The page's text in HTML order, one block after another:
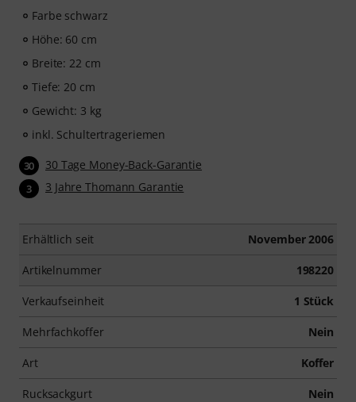
Farbe schwarz
Höhe: 60 cm
Breite: 22 cm
Tiefe: 20 cm
Gewicht: 3 kg
inkl. Schultertrageriemen
30 30 Tage Money-Back-Garantie
3 3 Jahre Thomann Garantie
Erhältlich seit November 2006
Artikelnummer 198220
Verkaufseinheit 1 Stück
Mehrfachkoffer Nein
Art Koffer
Rucksackgurt Nein